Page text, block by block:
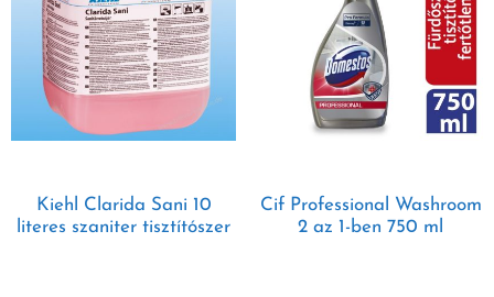
Kiehl Clarida Sani 10
literes szaniter tisztítószer
Cif Professional Washroom
2 az 1-ben 750 ml